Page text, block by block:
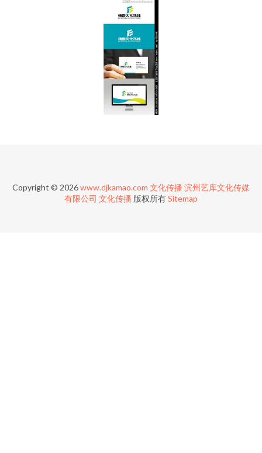
Copyright © 2026www.djkamao.com 文化传播 滨州艺库文化传媒
有限公司 文化传播 版权所有Sitemap